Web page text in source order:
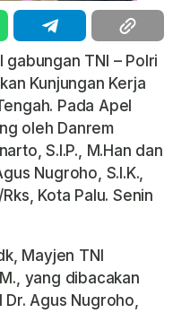
gabungan TNI – Polri
Kunjungan Kerja
Pada Apel
oleh Danrem
S.I.P., M.Han dan
Nugroho, S.I.K.,
Kota Palu. Senin
Mayjen TNI
yang dibacakan
Agus Nugroho,